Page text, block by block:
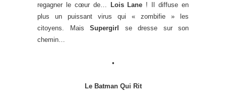
regagner le cœur de… Lois Lane ! Il diffuse en
plus un puissant virus qui « zombifie » les
citoyens. Mais Supergirl se dresse sur son
chemin…
•
Le Batman Qui Rit